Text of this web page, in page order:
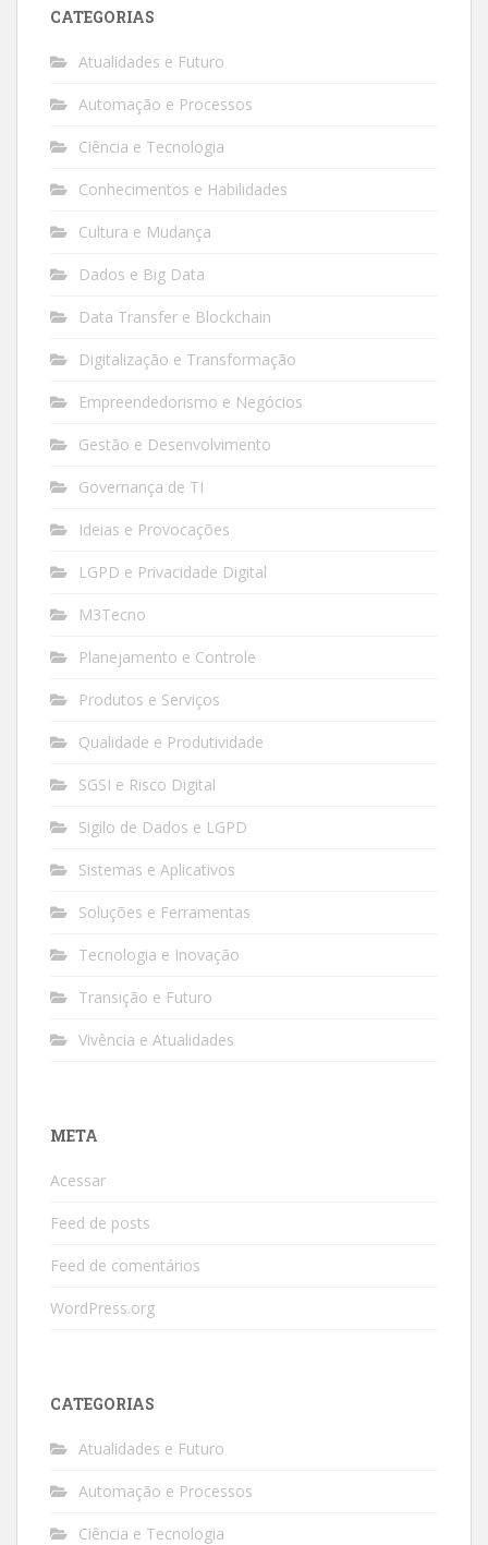
CATEGORIAS
Atualidades e Futuro
Automação e Processos
Ciência e Tecnologia
Conhecimentos e Habilidades
Cultura e Mudança
Dados e Big Data
Data Transfer e Blockchain
Digitalização e Transformação
Empreendedorismo e Negócios
Gestão e Desenvolvimento
Governança de TI
Ideias e Provocações
LGPD e Privacidade Digital
M3Tecno
Planejamento e Controle
Produtos e Serviços
Qualidade e Produtividade
SGSI e Risco Digital
Sigilo de Dados e LGPD
Sistemas e Aplicativos
Soluções e Ferramentas
Tecnologia e Inovação
Transição e Futuro
Vivência e Atualidades
META
Acessar
Feed de posts
Feed de comentários
WordPress.org
CATEGORIAS
Atualidades e Futuro
Automação e Processos
Ciência e Tecnologia